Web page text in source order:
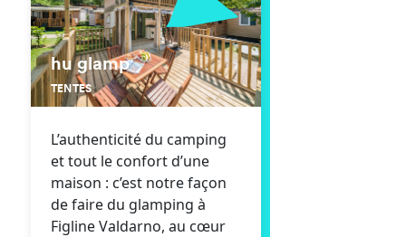
hu glamp
TENTES
L’authenticité du camping
et tout le confort d’une
maison : c’est notre façon
de faire du glamping à
Figline Valdarno, au cœur